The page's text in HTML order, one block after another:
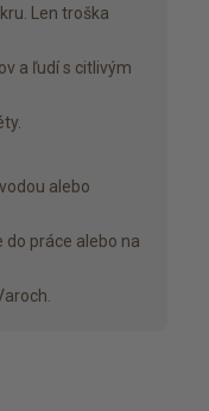
Len troška
a ľudí s citlivým
alebo
do práce alebo na